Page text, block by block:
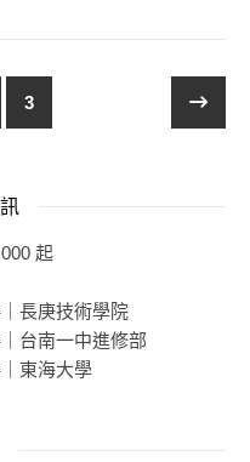
3
起
長庚技術學院
台南一中進修部
東海大學